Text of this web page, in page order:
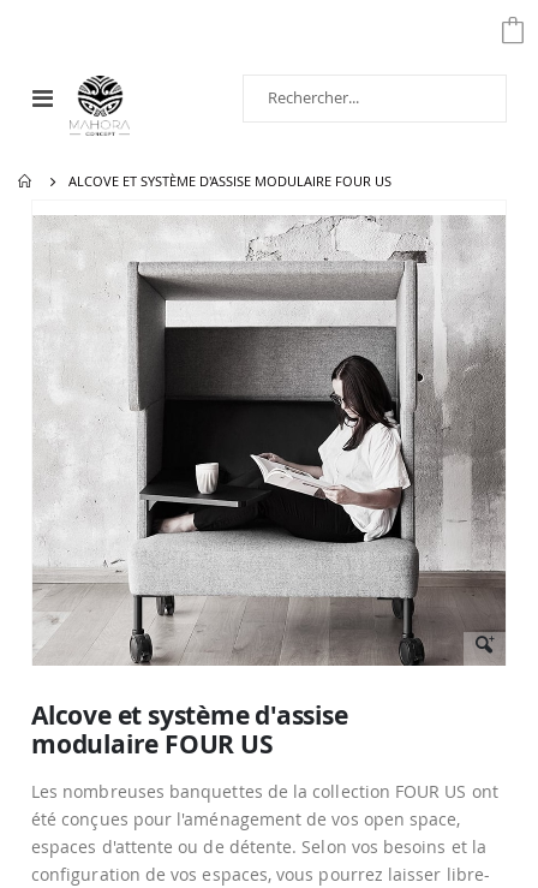
Affichage
navigation
ALCOVE ET SYSTÈME D'ASSISE MODULAIRE FOUR US
galerie
d’images
début
de
Galerie
d’images
Alcove et système d'assise
modulaire FOUR US
Les nombreuses banquettes de la collection FOUR US ont
été conçues pour l'aménagement de vos open space,
espaces d'attente ou de détente. Selon vos besoins et la
configuration de vos espaces, vous pourrez laisser libre-